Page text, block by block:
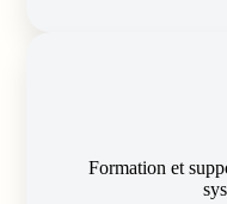
Formation et